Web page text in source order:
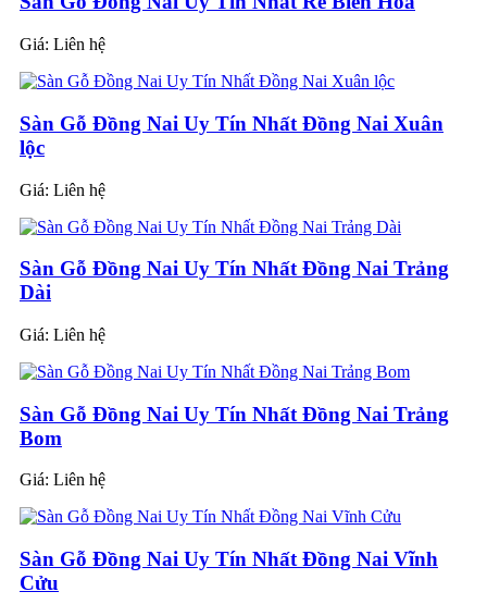
Giá: Liên hệ
Sàn Gỗ Đồng Nai Uy Tín Nhất Đồng Nai Xuân
lộc
Giá: Liên hệ
Sàn Gỗ Đồng Nai Uy Tín Nhất Đồng Nai Trảng
Dài
Giá: Liên hệ
Sàn Gỗ Đồng Nai Uy Tín Nhất Đồng Nai Trảng
Bom
Giá: Liên hệ
Sàn Gỗ Đồng Nai Uy Tín Nhất Đồng Nai Vĩnh
Cửu